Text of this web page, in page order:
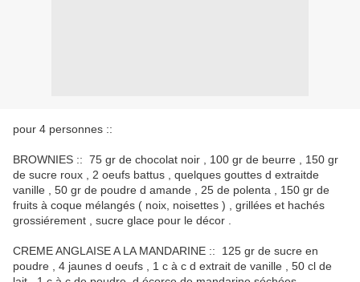
pour 4 personnes ::
BROWNIES :: 75 gr de chocolat noir , 100 gr de beurre , 150 gr
de sucre roux , 2 oeufs battus , quelques gouttes d extraitde
vanille , 50 gr de poudre d amande , 25 de polenta , 150 gr de
fruits à coque mélangés ( noix, noisettes ) , grillées et hachés
grossiérement , sucre glace pour le décor .
CREME ANGLAISE A LA MANDARINE :: 125 gr de sucre en
poudre , 4 jaunes d oeufs , 1 c à c d extrait de vanille , 50 cl de